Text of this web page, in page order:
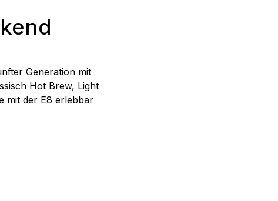
Generation mit
Hot Brew, Light
mit der E8 erlebbar